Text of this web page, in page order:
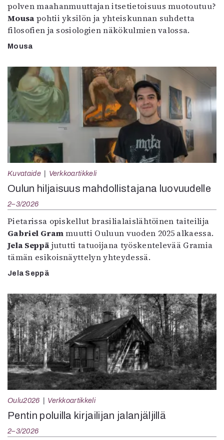
polven maahanmuuttajan itsetietoisuus muotoutuu?
Mousa pohtii yksilön ja yhteiskunnan suhdetta
filosofien ja sosiologien näkökulmien valossa.
Mousa
Kuvataide Verkkoartikkeli
Oulun hiljaisuus mahdollistajana luovuudelle
2–3/2026
Pietarissa opiskellut brasilialaislähtöinen taiteilija
Gabriel Grammuutti Ouluun vuoden 2025 alkaessa.
Jela Seppä jututti tatuoijana työskentelevää Gramia
tämän esikoisnäyttelyn yhteydessä.
Jela Seppä
Oulu2026 Verkkoartikkeli
Pentin poluilla kirjailijan jalanjäljillä
2–3/2026